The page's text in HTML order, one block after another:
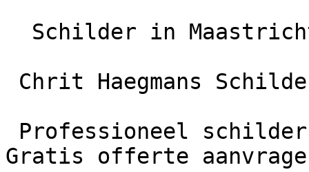
Gratis offerte